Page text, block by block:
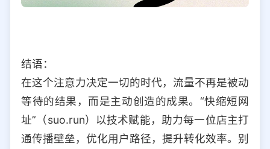
结语：
在这个注意力决定一切的时代，流量不再是被动
等待的结果，而是主动创造的成果。“快缩短网
址”（suo.run）以技术赋能，助力每一位店主打
通传播壁垒，优化用户路径，提升转化效率。别